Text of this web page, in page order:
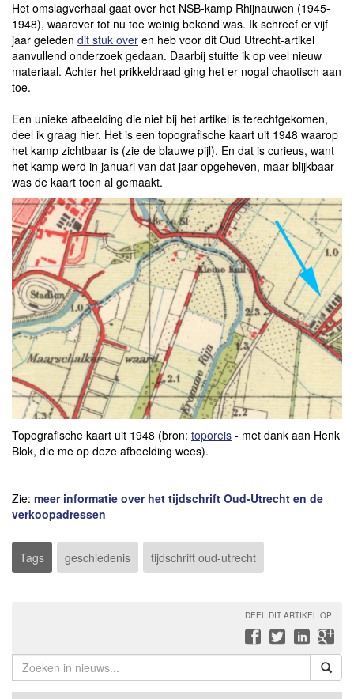
Het omslagverhaal gaat over het NSB-kamp Rhijnauwen (1945-
1948), waarover tot nu toe weinig bekend was. Ik schreef er vijf
jaar geleden dit stuk over en heb voor dit Oud Utrecht-artikel
aanvullend onderzoek gedaan. Daarbij stuitte ik op veel nieuw
materiaal. Achter het prikkeldraad ging het er nogal chaotisch aan
toe.
Een unieke afbeelding die niet bij het artikel is terechtgekomen,
deel ik graag hier. Het is een topografische kaart uit 1948 waarop
het kamp zichtbaar is (zie de blauwe pijl). En dat is curieus, want
het kamp werd in januari van dat jaar opgeheven, maar blijkbaar
was de kaart toen al gemaakt.
Topografische kaart uit 1948 (bron: toporeis - met dank aan Henk
Blok, die me op deze afbeelding wees).
Zie: meer informatie over het tijdschrift Oud-Utrecht en de
verkoopadressen
Tags geschiedenis tijdschrift oud-utrecht
DEEL DIT ARTIKEL OP: